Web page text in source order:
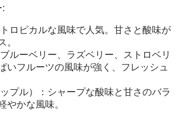
:
ロピカルな風味で人気。甘さと酸味が
。
ルーベリー、ラズベリー、ストロベリ
いフルーツの風味が強く、フレッシュ
プル）：シャープな酸味と甘さのバラ
やかな風味。